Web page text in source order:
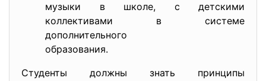
музыки в школе, с детскими
коллективами в системе
дополнительного
образования.
Студенты должны знать принципы